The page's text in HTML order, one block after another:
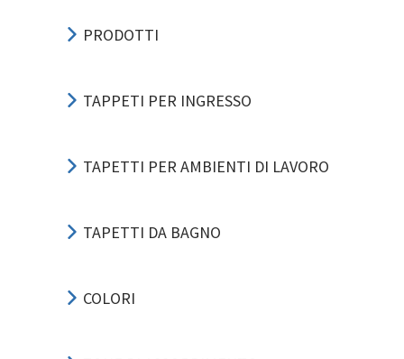
PRODOTTI
TAPPETI PER INGRESSO
TAPETTI PER AMBIENTI DI LAVORO
TAPETTI DA BAGNO
COLORI